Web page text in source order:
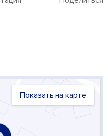
Показать на карте